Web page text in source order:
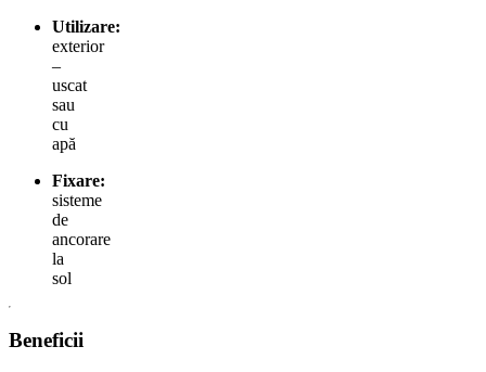
Utilizare:
exterior
–
uscat
sau
cu
apă
Fixare:
sisteme
de
ancorare
la
sol
Beneficii